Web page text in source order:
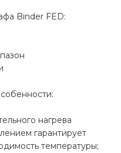
Binder FED:
нагрева
гарантирует
температуры;